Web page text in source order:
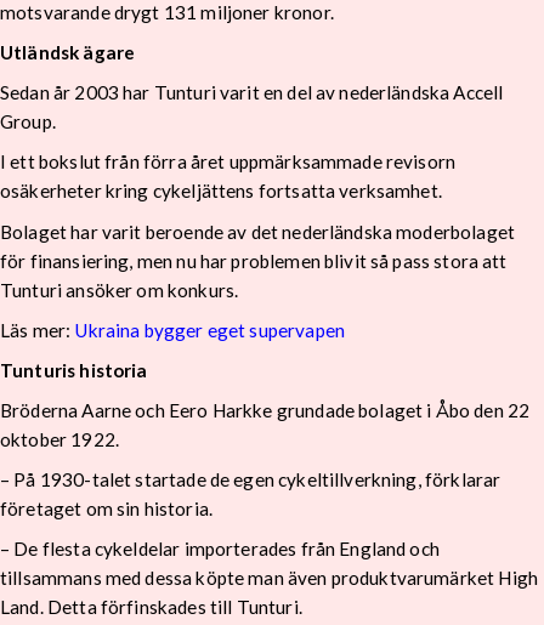
motsvarande drygt 131 miljoner kronor.
Utländsk ägare
Sedan år 2003 har Tunturi varit en del av nederländska Accell
Group.
I ett bokslut från förra året uppmärksammade revisorn
osäkerheter kring cykeljättens fortsatta verksamhet.
Bolaget har varit beroende av det nederländska moderbolaget
för finansiering, men nu har problemen blivit så pass stora att
Tunturi ansöker om konkurs.
Läs mer: Ukraina bygger eget supervapen
Tunturis historia
Bröderna Aarne och Eero Harkke grundade bolaget i Åbo den 22
oktober 1922.
– På 1930-talet startade de egen cykeltillverkning, förklarar
företaget om sin historia.
– De flesta cykeldelar importerades från England och
tillsammans med dessa köpte man även produktvarumärket High
Land. Detta förfinskades till Tunturi.